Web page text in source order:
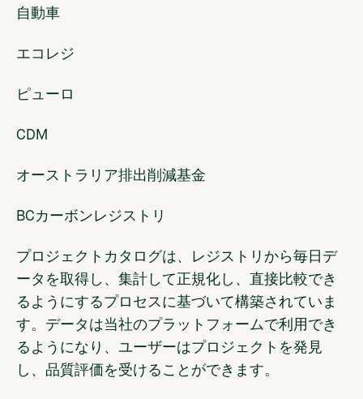
自動車
エコレジ
ピューロ
CDM
オーストラリア排出削減基金
BCカーボンレジストリ
プロジェクトカタログは、レジストリから毎日デ
ータを取得し、集計して正規化し、直接比較でき
るようにするプロセスに基づいて構築されていま
す。データは当社のプラットフォームで利用でき
るようになり、ユーザーはプロジェクトを発見
し、品質評価を受けることができます。